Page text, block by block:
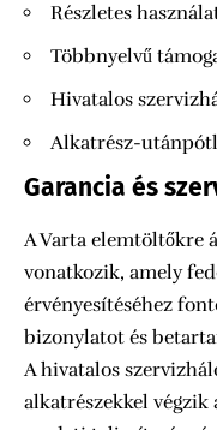
Részletes
Többnyelvű
Hivatalos
Alkatrész-
Garancia és
A Varta elemtöltőkre
vonatkozik, amely
érvényesítéséhez
bizonylatot és
A hivatalos
alkatrészekkel